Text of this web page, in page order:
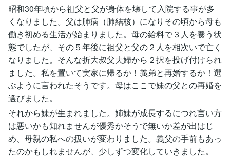
昭和30年頃から祖父と父が身体を壊して入院する事が多
くなりました。父は肺病（肺結核）になりその頃から母も
働き初める生活が始まりました。母の給料で３人を養う状
態でしたが、その５年後に祖父と父の２人を相次いで亡く
なりました。そんな折大叔父夫婦から２択を投げ付けられ
ました。私を置いて実家に帰るか！義弟と再婚するか！選
ぶように言われたそうです。母はここで妹の父との再婚を
選びました。
それから妹が生まれました。姉妹が成長するにつれ言い方
は悪いかも知れませんが優秀かそうで無いか差が出はじ
め、母親の私への扱いが変わりました。義父の手前もあっ
たのかもしれませんが、少しずつ変化していきました。